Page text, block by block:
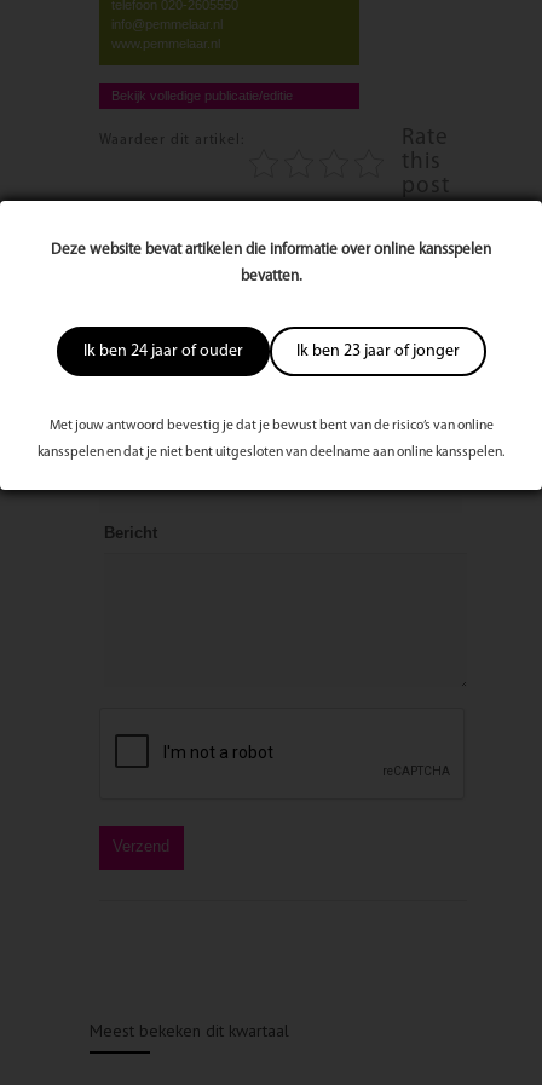
Deze website bevat artikelen die informatie over online kansspelen
bevatten.
Ik ben 24 jaar of ouder Ik ben 23 jaar of jonger
Met jouw antwoord bevestig je dat je bewust bent van de risico’s van online
kansspelen en dat je niet bent uitgesloten van deelname aan online kansspelen.
telefoon 020-2605550
info@pemmelaar.nl
www.pemmelaar.nl
Bekijk volledige publicatie/editie
Waardeer dit artikel:
Rate
this
post
Naam
E-mailadres
Bericht
Meest bekeken dit kwartaal